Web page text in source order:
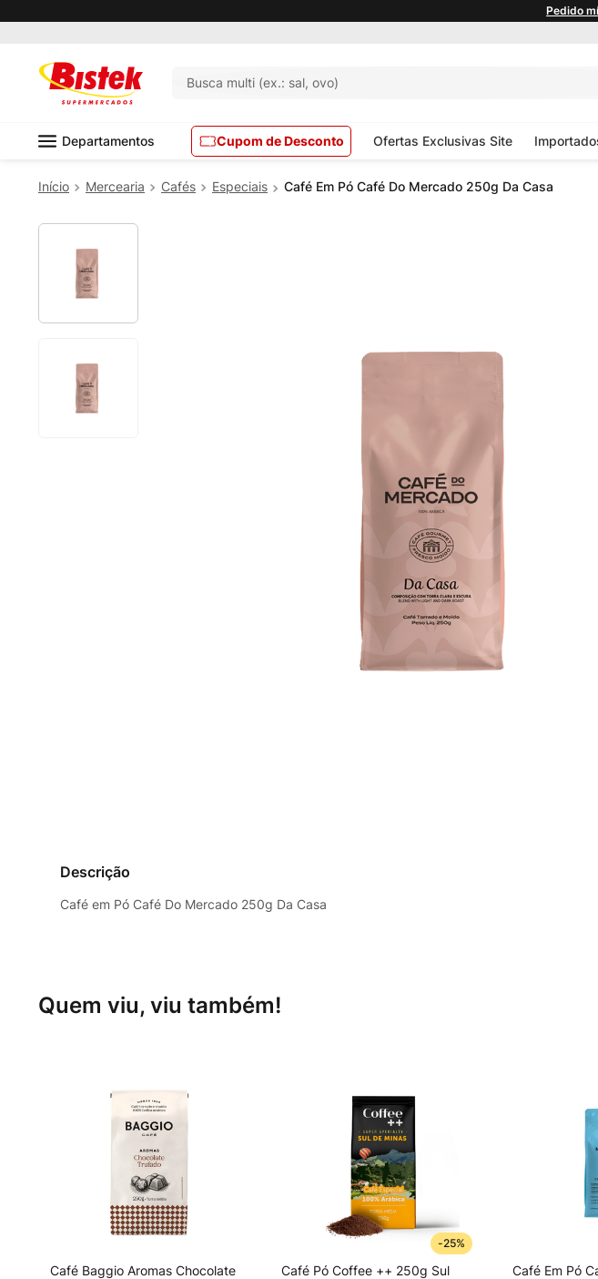
Pedido
Busca multi (ex.: sal, ovo)
Departamentos Cupom de Desconto Ofertas Exclusivas Site
Mercearia Cafés Especiais Café Em Pó Café Do Mercado 250g Da Casa
Descrição
Café em Pó Café Do Mercado 250g Da Casa
Quem viu, viu também!
Café Baggio Aromas Chocolate
-25%
Café Pó Coffee ++ 250g Sul
Café Em Pó